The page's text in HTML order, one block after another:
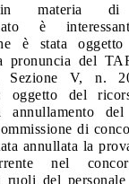
materia di
è
è stata
pronuncia del
Sezione V, n.
oggetto del
annullamento del
di
annullata la
nel
ruoli del personale